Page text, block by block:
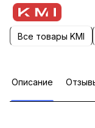
Все товары KMI
Описание